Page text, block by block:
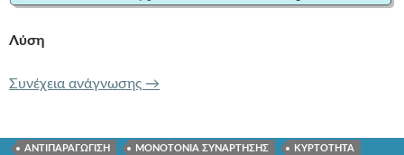
Λύση
Συνέχεια ανάγνωσης 162 f(x)f'(x) = x.
→
ΑΝΤΙΠΑΡΑΓΩΓΙΣΗ ΜΟΝΟΤΟΝΙΑ ΣΥΝΑΡΤΗΣΗΣ ΚΥΡΤΟΤΗΤΑ